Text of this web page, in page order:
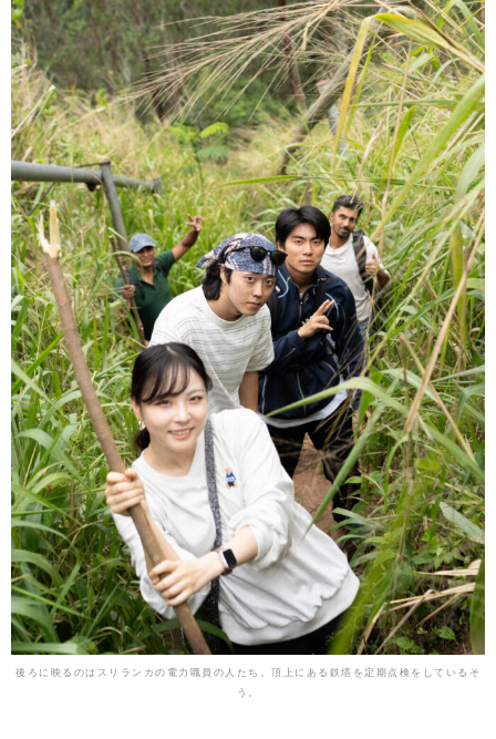
後ろに映るのはスリランカの電力職員の人たち。頂上にある鉄塔を定期点検をしているそ
う。